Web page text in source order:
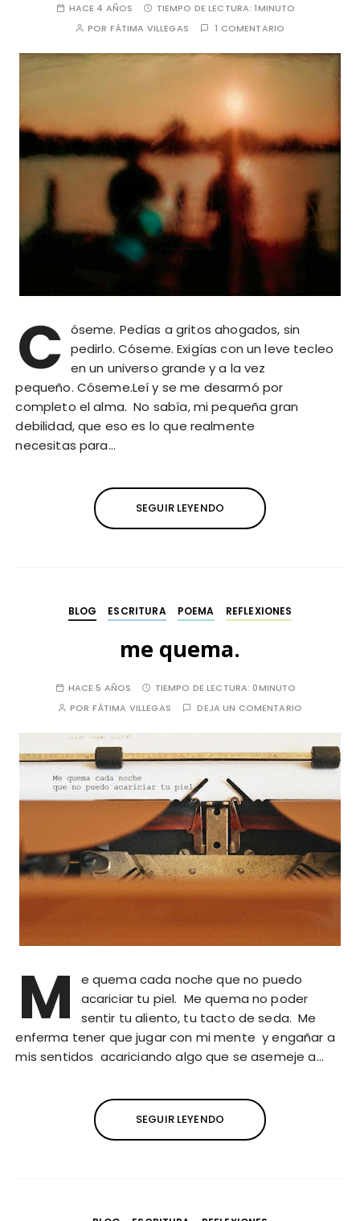
HACE 4 AÑOS TIEMPO DE LECTURA:1MINUTO
POR FÁTIMA VILLEGAS 1 COMENTARIO
C óseme. Pedías a gritos ahogados, sin
pedirlo. Cóseme. Exigías con un leve tecleo
en un universo grande y a la vez
pequeño. Cóseme.Leí y se me desarmó por
completo el alma. No sabía, mi pequeña gran
debilidad, que eso es lo que realmente
necesitas para…
SEGUIR LEYENDO
BLOG ESCRITURA POEMA REFLEXIONES
me quema.
HACE 5 AÑOS TIEMPO DE LECTURA: 0MINUTO
POR FÁTIMA VILLEGAS DEJA UN COMENTARIO
M
e quema cada noche que no puedo
acariciar tu piel. Me quema no poder
sentir tu aliento, tu tacto de seda. Me
enferma tener que jugar con mi mente y engañar a
mis sentidos acariciando algo que se asemeje a…
SEGUIR LEYENDO